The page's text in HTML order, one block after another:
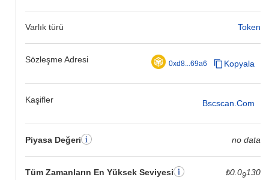
Varlık türü Token
Sözleşme Adresi 0xd8...69a6 Kopyala
Kaşifler Bscscan.com
Piyasa Değeri no data
Tüm Zamanların En Yüksek Seviyesi ₺0.09130